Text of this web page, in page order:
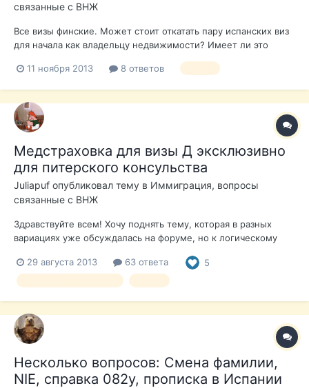
связанные с ВНЖ
Все визы финские. Может стоит откатать пару испанских виз
для начала как владельцу недвижимости? Имеет ли это
11 ноября 2013
8 ответов
Медстраховка для визы Д эксклюзивно
для питерского консульства
Juliapuf опубликовал тему в Иммиграция, вопросы
связанные с ВНЖ
Здравствуйте всем! Хочу поднять тему, которая в разных
вариациях уже обсуждалась на форуме, но к логическому
Петербурге требует при подаче документов на визу Д или на
учебную визу сроком более 180 дней медстраховку
29 августа 2013 63 ответа 5
Несколько вопросов: Смена фамилии,
NIE, справка 082у, прописка в Испании